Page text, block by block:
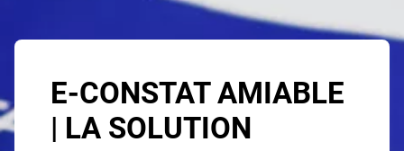
E-CONSTAT AMIABLE
| LA SOLUTION